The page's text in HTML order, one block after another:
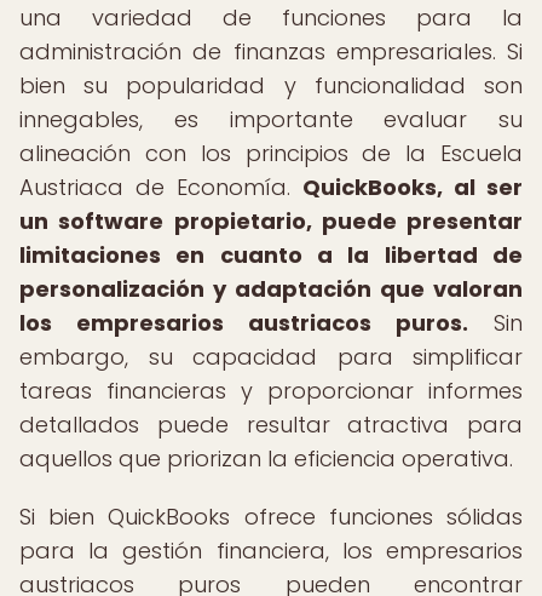
una variedad de funciones para la
administración de finanzas empresariales. Si
bien su popularidad y funcionalidad son
innegables, es importante evaluar su
alineación con los principios de la Escuela
Austriaca de Economía. QuickBooks, al ser
un software propietario, puede presentar
limitaciones en cuanto a la libertad de
personalización y adaptación que valoran
los empresarios austriacos puros. Sin
embargo, su capacidad para simplificar
tareas financieras y proporcionar informes
detallados puede resultar atractiva para
aquellos que priorizan la eficiencia operativa.
Si bien QuickBooks ofrece funciones sólidas
para la gestión financiera, los empresarios
austriacos puros pueden encontrar